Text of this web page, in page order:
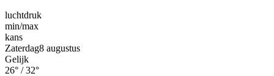
luchtdruk
min/max
kans
Zaterdag8 augustus
Gelijk
26° /32°